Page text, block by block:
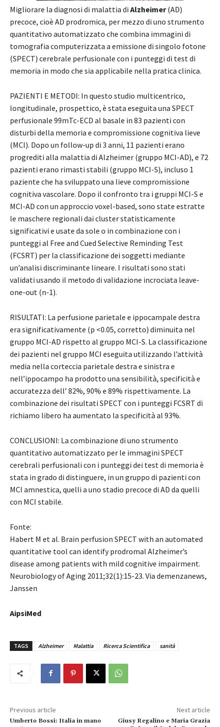
Migliorare la diagnosi di malattia di Alzheimer(AD)
precoce, cioè AD prodromica, per mezzo di uno strumento
quantitativo automatizzato che combina immagini di
tomografia computerizzata a emissione di singolo fotone
(SPECT) cerebrale perfusionale con i punteggi di test di
memoria in modo che sia applicabile nella pratica clinica.
PAZIENTI E METODI: In questo studio multicentrico,
longitudinale, prospettico, è stata eseguita una SPECT
perfusionale 99mTc-ECD al basale in 83 pazienti con
disturbi della memoria e compromissione cognitiva lieve
(MCI). Dopo un follow-up di 3 anni, 11 pazienti erano
progrediti alla malattia di Alzheimer (gruppo MCI-AD), e 72
pazienti erano rimasti stabili (gruppo MCI-S), incluso 1
paziente che ha sviluppato una lieve compromissione
cognitiva vascolare. Dopo il confronto tra i gruppi MCI-S e
MCI-AD con un approccio voxel-based, sono state estratte
le maschere regionali dai cluster statisticamente
significativi e usate da sole o in combinazione con i
punteggi al Free and Cued Selective Reminding Test
(FCSRT) per la classificazione dei soggetti mediante
un’analisi discriminante lineare. I risultati sono stati
validati usando il metodo di validazione incrociata leave-
one-out (n-1).
RISULTATI: La perfusione parietale e ippocampale destra
era significativamente (p <0.05, corretto) diminuita nel
gruppo MCI-AD rispetto al gruppo MCI-S. La classificazione
dei pazienti nel gruppo MCI eseguita utilizzando l’attività
media nella corteccia parietale destra e sinistra e
nell’ippocampo ha prodotto una sensibilità, specificità e
accuratezza dell’ 82%, 90% e 89% rispettivamente. La
combinazione dei risultati SPECT con i punteggi FCSRT di
richiamo libero ha aumentato la specificità al 93%.
CONCLUSIONI: La combinazione di uno strumento
quantitativo automatizzato per le immagini SPECT
cerebrali perfusionali con i punteggi dei test di memoria è
stata in grado di distinguere, in un gruppo di pazienti con
MCI amnestica, quelli a uno stadio precoce di AD da quelli
con MCI stabile.
Fonte:
Habert M et al. Brain perfusion SPECT with an automated
quantitative tool can identify prodromal Alzheimer’s
disease among patients with mild cognitive impairment.
Neurobiology of Aging 2011;32(1):15-23. Via demenzanews,
Janssen
AipsiMed
TAGS Alzheimer Malattia Ricerca Scientifica sanità
Previous article
Umberto Bossi: Italia in mano
Next article
Giusy Regalino e Maria Grazia